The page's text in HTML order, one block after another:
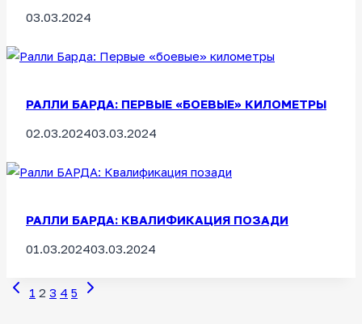
03.03.2024
РАЛЛИ БАРДА: ПЕРВЫЕ «БОЕВЫЕ» КИЛОМЕТРЫ
02.03.202403.03.2024
РАЛЛИ БАРДА: КВАЛИФИКАЦИЯ ПОЗАДИ
01.03.202403.03.2024
Навигация
Предыдущая
1 2 3 4 5
Следующая